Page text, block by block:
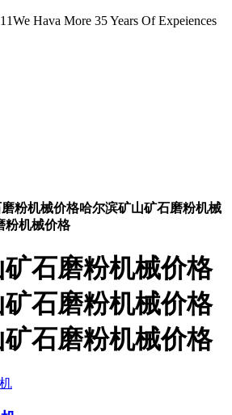
We Hava More 35 Years Of Expeiences
粉机械价格哈尔滨矿山矿石磨粉机械
粉机械价格
石磨粉机械价格
石磨粉机械价格
石磨粉机械价格